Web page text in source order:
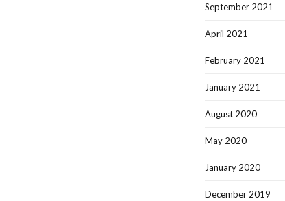
September 2021
April 2021
February 2021
January 2021
August 2020
May 2020
January 2020
December 2019